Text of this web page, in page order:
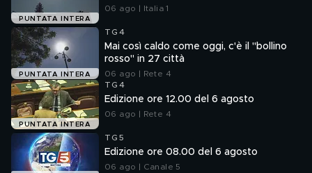
PUNTATA INTERA
06 ago | Italia 1
PUNTATA INTERA
TG4
Mai così caldo come oggi, c'è il "bollino
rosso" in 27 città
06 ago | Rete 4
PUNTATA INTERA
TG4
Edizione ore 12.00 del 6 agosto
06 ago | Rete 4
TG5
Edizione ore 08.00 del 6 agosto
06 ago | Canale 5